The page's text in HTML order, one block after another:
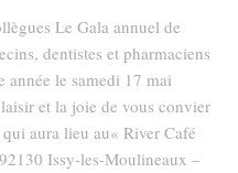
Le Gala annuel de
dentistes et pharmaciens
année le samedi 17 mai
et la joie de vous convier
aura lieu au« River Café
Issy-les-Moulineaux –